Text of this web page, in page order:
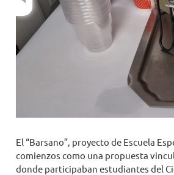
El “Barsano”, proyecto de Escuela
comienzos como una propuesta
donde participaban estudiantes del